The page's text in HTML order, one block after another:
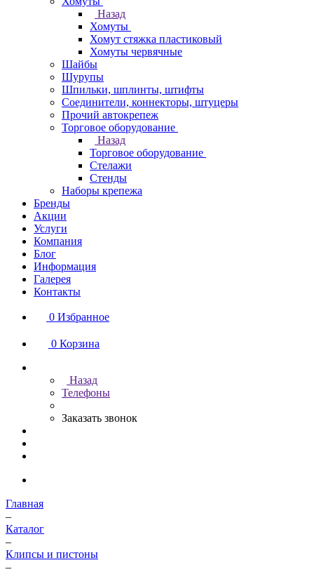
Назад
Хомуты
Хомут стяжка пластиковый
Хомуты червячные
Шайбы
Шурупы
Шпильки, шплинты, штифты
Соединители, коннекторы, штуцеры
Прочий автокрепеж
Торговое оборудование
Назад
Торговое оборудование
Стелажи
Стенды
Наборы крепежа
Бренды
Акции
Услуги
Компания
Блог
Информация
Галерея
Контакты
0 Избранное
0 Корзина
Назад
Телефоны
Заказать звонок
Главная
–
Каталог
–
Клипсы и пистоны
–